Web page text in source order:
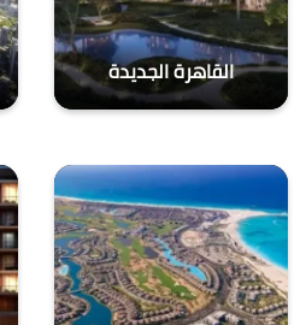
القاهرة الجديدة